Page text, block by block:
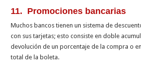
11. Promociones bancarias
Muchos bancos tienen un sistema de
con sus tarjetas; esto consiste en doble
devolución de un porcentaje de la compra o
total de la boleta.